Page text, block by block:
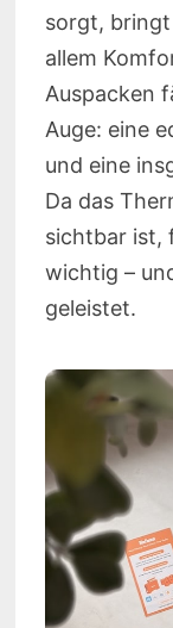
sorgt,
allem
Auspacken
Auge: eine
und eine
Da das
sichtbar ist,
wichtig –
geleistet.